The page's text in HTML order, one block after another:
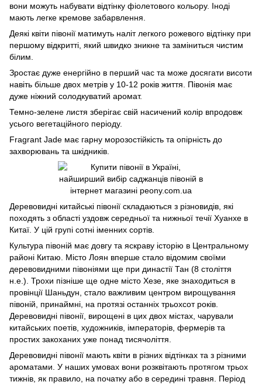
вони можуть набувати відтінку фіолетового кольору. Іноді
мають легке кремове забарвлення.
Деякі квіти півонії матимуть наліт легкого рожевого відтінку при
першому відкритті, який швидко зникне та заміниться чистим
білим.
Зростає дуже енергійно в перший час та може досягати висоти
навіть більше двох метрів у 10-12 років життя. Півонія має
дуже ніжний солодкуватий аромат.
Темно-зелене листя зберігає свій насичений колір впродовж
усього вегетаційного періоду.
Fragrant Jade має гарну морозостійкість та опiрнiсть до
захворювань та шкідників.
Деревовидні китайські півонії складаються з різновидів, які
походять з області уздовж середньої та нижньої течії Хуанхе в
Китаї. У цій групі сотні іменних сортів.
Культура півоній має довгу та яскраву історію в Центральному
районі Китаю. Місто Лоян вперше стало відомим своїми
деревовидними півоніями ще при династії Тан (8 століття
н.е.). Трохи пізніше ще одне місто Хезе, яке знаходиться в
провінції Шаньдун, стало важливим центром вирощування
півоній, принаймні, на протязі останніх трьохсот років.
Деревовидні півонії, вирощені в цих двох містах, чарували
китайських поетів, художників, імператорів, фермерів та
простих закоханих уже понад тисячоліття.
Деревовидні півонії мають квіти в різних відтінках та з різними
ароматами. У наших умовах вони розквітають протягом трьох
тижнів, як правило, на початку або в середині травня. Період